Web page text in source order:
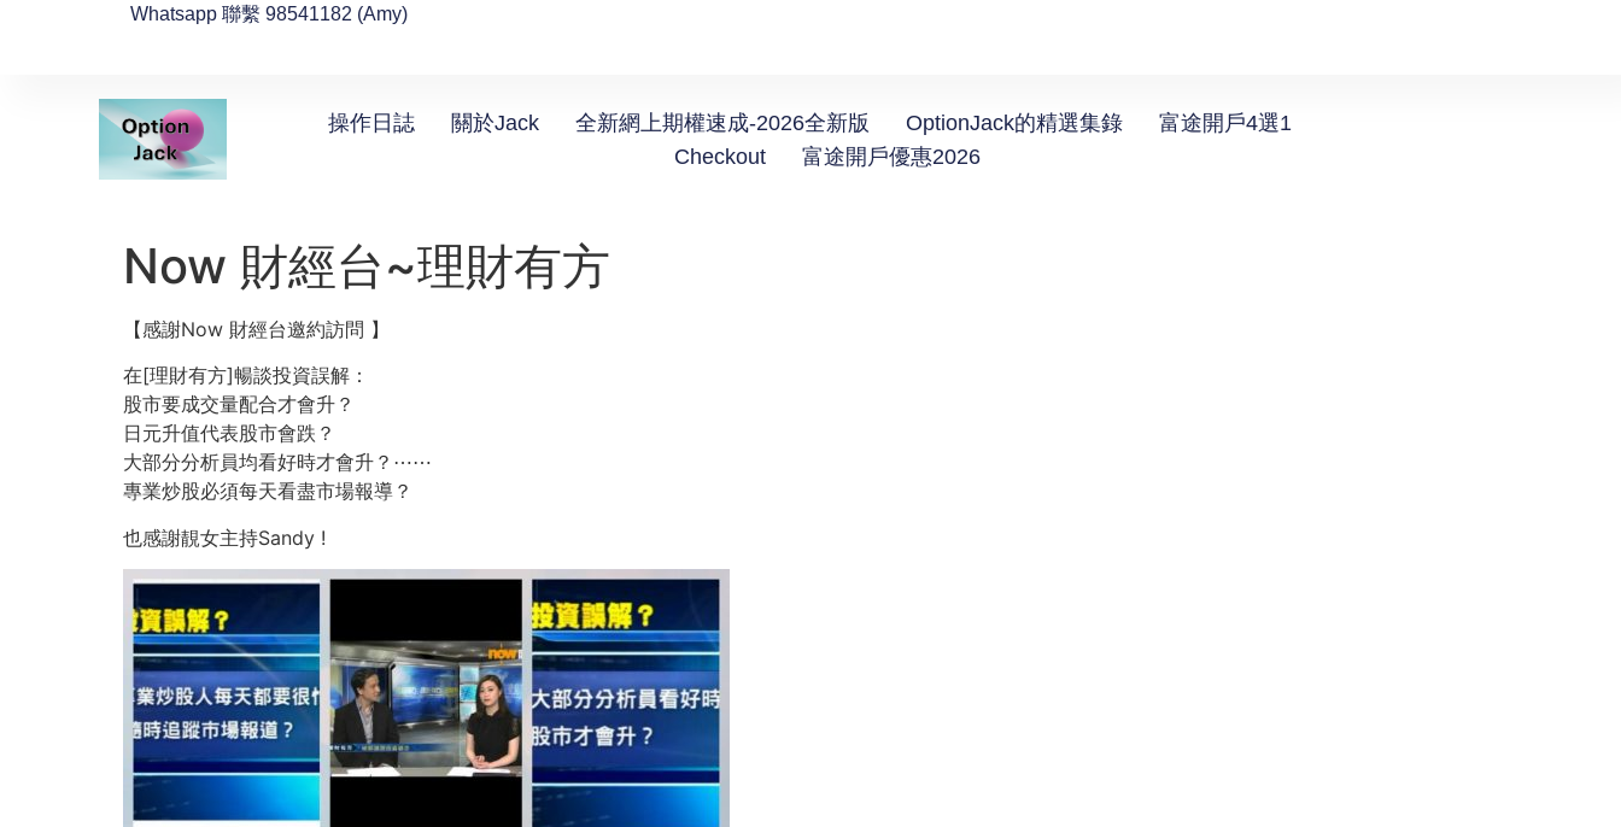
Whatsapp 聯繫 98541182 (Amy)
操作日誌 關於Jack 全新網上期權速成-2026全新版 OptionJack的精選集錄
富途開戶4選1
Checkout
富途開戶優惠2026
Now 財經台~理財有方
【感謝Now 財經台邀約訪問 】
在[理財有方]暢談投資誤解：
股市要成交量配合才會升？
日元升值代表股市會跌？
大部分分析員均看好時才會升？ ⋯⋯
專業炒股必須每天看盡市場報導？
也感謝靚女主持Sandy !